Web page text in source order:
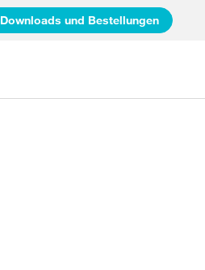
Downloads und Bestellungen